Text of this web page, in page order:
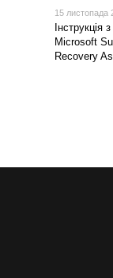
15 листопада
Інструкція
Microsoft
Recovery